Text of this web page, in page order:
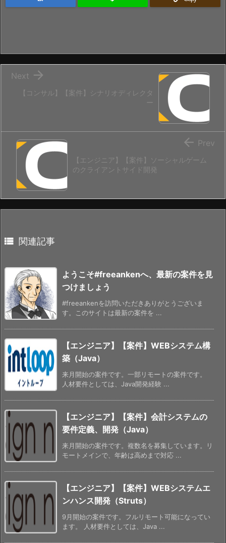
【コンサル】【案件】シナリオディレクタ
ー

Next
【エンジニア】【案件】ソーシャルゲーム
のクライアントサイド開発
 Prev
 関連記事
ようこそ#freeankenへ、最新の案件を見
つけましょう
#freeankenを訪問いただきありがとうございま
す。このサイトは最新の案件を ...
【エンジニア】【案件】WEBシステム構
築（Java）
来月開始の案件です。一部リモートの案件です。
人材要件としては、Java開発経験 ...
【エンジニア】【案件】会計システムの
要件定義、開発（Java）
来月開始の案件です。複数名を募集しています。リ
モートメインで、年齢は高めまで対応 ...
【エンジニア】【案件】WEBシステムエ
ンハンス開発（Struts）
9月開始の案件です。フルリモート可能になってい
ます。 人材要件としては、Java ...